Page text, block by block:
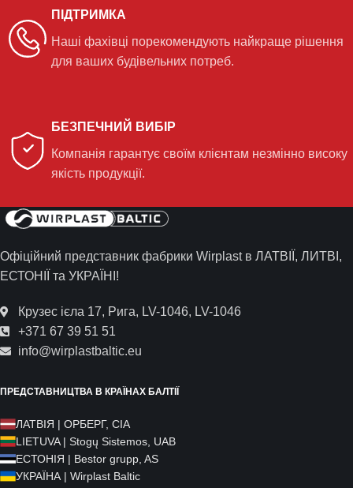
ПІДТРИМКА
Наші фахівці порекомендують найкраще рішення
для ваших будівельних потреб.
БЕЗПЕЧНИЙ ВИБІР
Компанія гарантує своїм клієнтам незмінно високу
якість продукції.
Офіційний представник фабрики Wirplast в ЛАТВІЇ, ЛИТВІ,
ЕСТОНІЇ та УКРАЇНІ!
Крузес ієла 17, Рига, LV-1046, LV-1046
+371 67 39 51 51
info@wirplastbaltic.eu
ПРЕДСТАВНИЦТВА В КРАЇНАХ БАЛТІЇ
ЛАТВІЯ | ОРБЕРГ, СІА
LIETUVA | Stogų Sistemos, UAB
ЕСТОНІЯ | Bestor grupp, AS
УКРАЇНА | Wirplast Baltic